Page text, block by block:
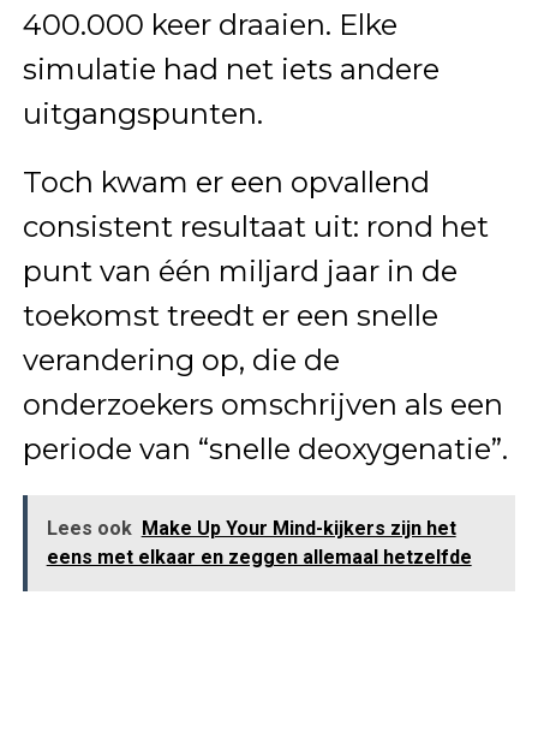
400.000 keer draaien. Elke
simulatie had net iets andere
uitgangspunten.
Toch kwam er een opvallend
consistent resultaat uit: rond het
punt van één miljard jaar in de
toekomst treedt er een snelle
verandering op, die de
onderzoekers omschrijven als een
periode van “snelle deoxygenatie”.
Lees ook Make Up Your Mind-kijkers zijn het
eens met elkaar en zeggen allemaal hetzelfde